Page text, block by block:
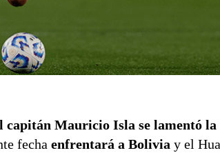
capitán Mauricio Isla se lamentó
fecha enfrentará a Bolivia y el